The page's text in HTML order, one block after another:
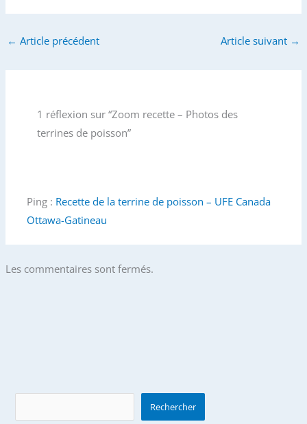
← Article précédent Article suivant →
1 réflexion sur “Zoom recette – Photos des
terrines de poisson”
Ping : Recette de la terrine de poisson – UFE Canada
Ottawa-Gatineau
Les commentaires sont fermés.
Rechercher